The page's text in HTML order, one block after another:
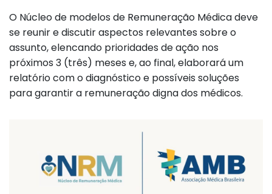
O Núcleo de modelos de Remuneração Médica deve
se reunir e discutir aspectos relevantes sobre o
assunto, elencando prioridades de ação nos
próximos 3 (três) meses e, ao final, elaborará um
relatório com o diagnóstico e possíveis soluções
para garantir a remuneração digna dos médicos.